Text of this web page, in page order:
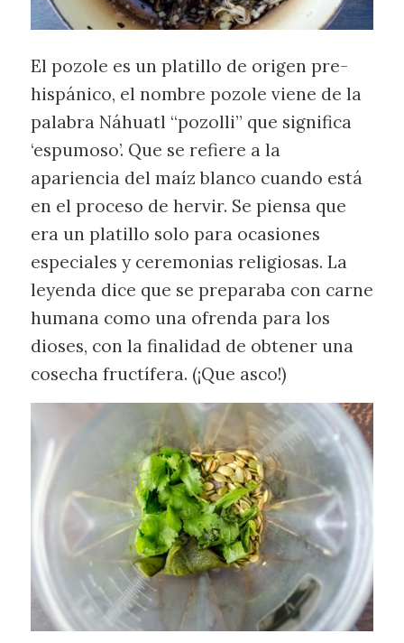
El pozole es un platillo de origen pre-
hispánico, el nombre pozole viene de la
palabra Náhuatl “pozolli” que significa
‘espumoso’. Que se refiere a la
apariencia del maíz blanco cuando está
en el proceso de hervir. Se piensa que
era un platillo solo para ocasiones
especiales y ceremonias religiosas. La
leyenda dice que se preparaba con carne
humana como una ofrenda para los
dioses, con la finalidad de obtener una
cosecha fructífera. (¡Que asco!)